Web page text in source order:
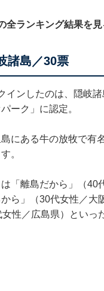
全ランキング結果を見
諸島／30票
インしたのは、隠岐
ーク」に認定。
にある牛の放牧で有
。
「離島だから」（40
から」（30代女性／大
女性／広島県）といっ